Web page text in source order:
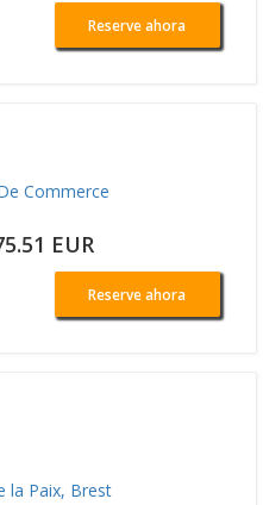
Reserve ahora
Commerce
EUR
Reserve ahora
la Paix, Brest